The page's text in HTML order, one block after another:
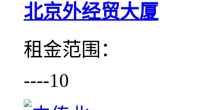
北京外经贸大厦
租金范围：
----10